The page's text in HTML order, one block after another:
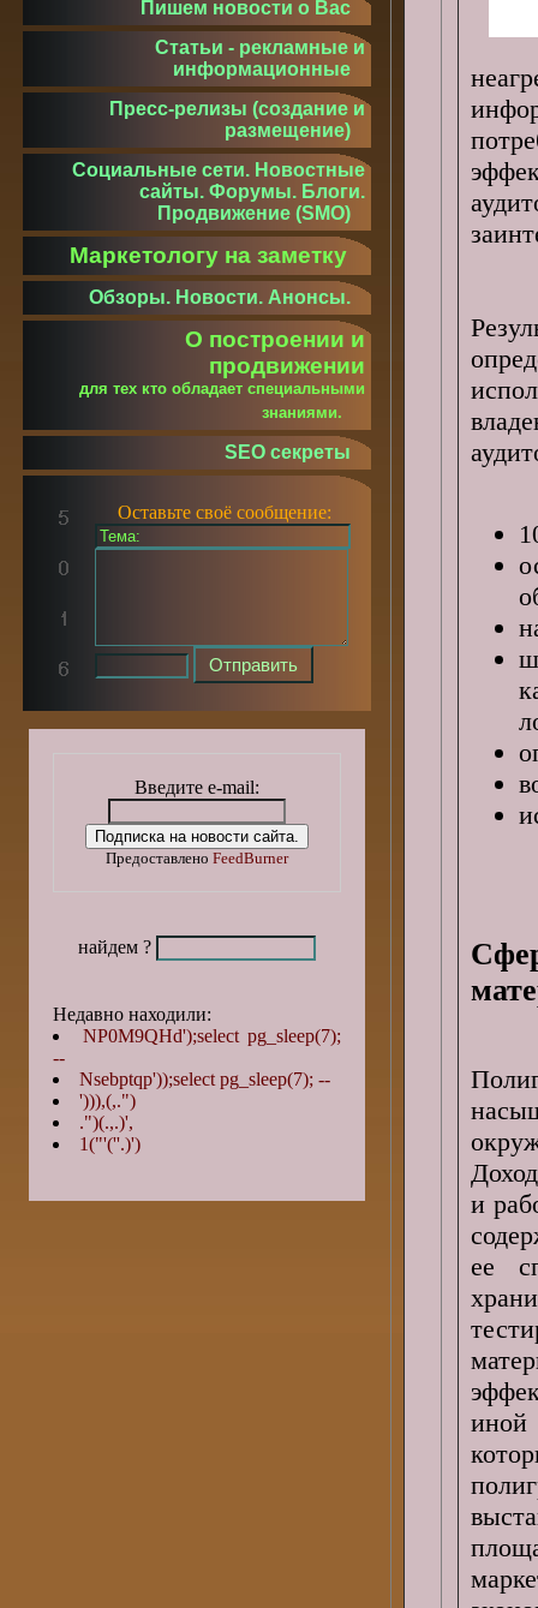
и
ее
иной
Пишем новости о Вас
Статьи - рекламные и
информационные
Пресс-релизы (создание и
размещение)
Социальные сети. Новостные
сайты. Форумы. Блоги.
Продвижение (SMO)
Маркетологу на заметку
Обзоры. Новости. Анонсы.
О построении и
продвижении
для тех кто обладает специальными
знаниями.
SEO секреты
Оставьте своё сообщение:
Введите e-mail:
Предоставлено FeedBurner
найдем ?
Недавно находили:
NP0M9QHd');select pg_sleep(7);
--
Nsebptqp'));select pg_sleep(7); --
'))),(,.")
.")(.,.)',
1("'(''.)')